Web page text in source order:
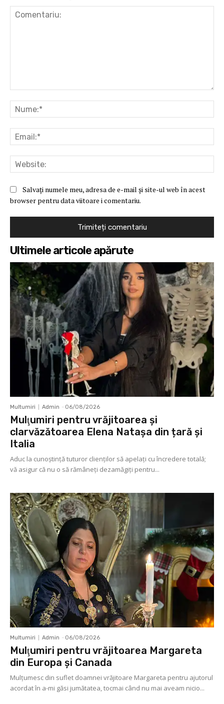
Salvați numele meu, adresa de e-mail și site-ul web în acest
browser pentru data viitoare i comentariu.
Ultimele articole apărute
Multumiri Admin - 06/08/2026
Mulţumiri pentru vrăjitoarea și
clarvăzătoarea Elena Natașa din țară și
Italia
Aduc la cunoştinţă tuturor clienţilor să apelaţi cu încredere totală;
vă asigur că nu o să rămâneţi dezamăgiţi pentru...
Multumiri Admin - 06/08/2026
Mulţumiri pentru vrăjitoarea Margareta
din Europa și Canada
Mulţumesc din suflet doamnei vrăjitoare Margareta pentru ajutorul
acordat în a-mi găsi jumătatea, tocmai când nu mai aveam nicio...